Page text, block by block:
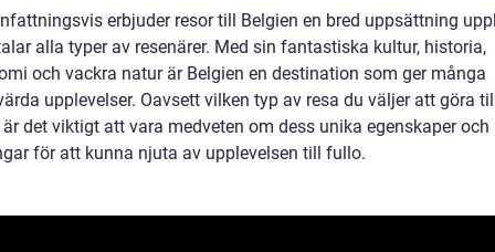
erbjuder resor till Belgien en bred uppsättning
alla typer av resenärer. Med sin fantastiska kultur, historia,
och vackra natur är Belgien en destination som ger många
upplevelser. Oavsett vilken typ av resa du väljer att göra
är det viktigt att vara medveten om dess unika egenskaper och
för att kunna njuta av upplevelsen till fullo.